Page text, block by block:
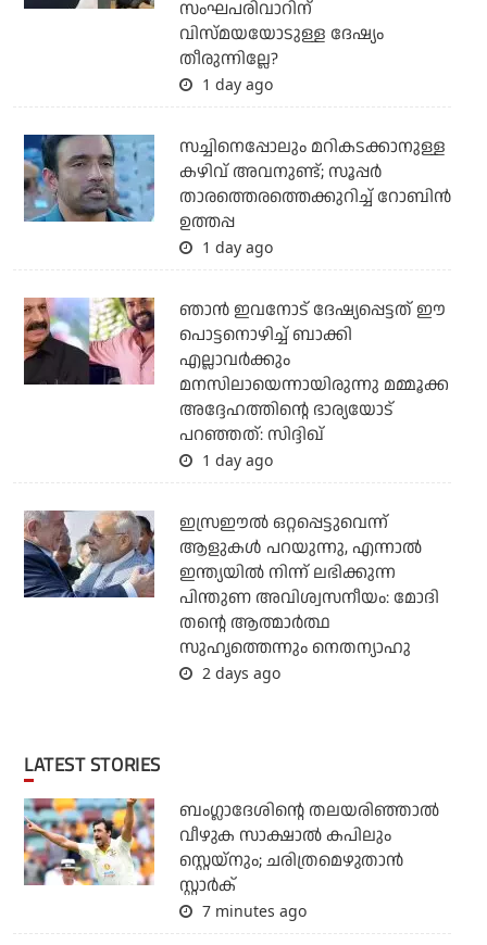
സംഘപരിവാറിന്
വിസ്മയയോടുള്ള ദേഷ്യം
തീരുന്നില്ലേ?
1 day ago
സച്ചിനെപ്പോലും മറികടക്കാനുള്ള
കഴിവ് അവനുണ്ട്; സൂപ്പര്‍
താരത്തെരത്തെക്കുറിച്ച് റോബിന്‍
ഉത്തപ്പ
1 day ago
ഞാന്‍ ഇവനോട് ദേഷ്യപ്പെട്ടത് ഈ
പൊട്ടനൊഴിച്ച് ബാക്കി
എല്ലാവര്‍ക്കും
മനസിലായെന്നായിരുന്നു മമ്മൂക്ക
അദ്ദേഹത്തിന്റെ ഭാര്യയോട്
പറഞ്ഞത്: സിദ്ദിഖ്
1 day ago
ഇസ്രഈല്‍ ഒറ്റപ്പെട്ടുവെന്ന്
ആളുകള്‍ പറയുന്നു, എന്നാല്‍
ഇന്ത്യയില്‍ നിന്ന് ലഭിക്കുന്ന
പിന്തുണ അവിശ്വസനീയം: മോദി
തന്റെ ആത്മാര്‍ത്ഥ
സുഹൃത്തെന്നും നെതന്യാഹു
2 days ago
LATEST STORIES
ബംഗ്ലാദേശിന്റെ തലയരിഞ്ഞാല്‍
വീഴുക സാക്ഷാല്‍ കപിലും
സ്റ്റെയ്‌നും; ചരിത്രമെഴുതാന്‍
സ്റ്റാര്‍ക്
7 minutes ago